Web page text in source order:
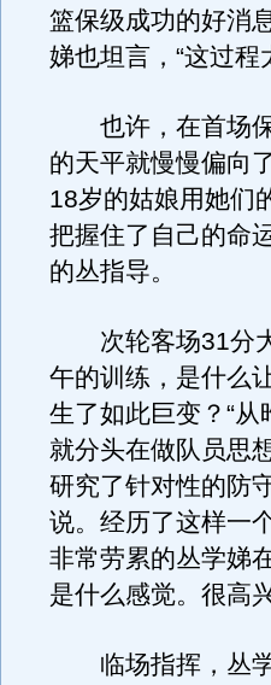
篮保级成功的好消
娣也坦言，“这过程
也许，在首场保
的天平就慢慢偏向
18岁的姑娘用她们
把握住了自己的命
的丛指导。
次轮客场31分大
午的训练，是什么
生了如此巨变？“
就分头在做队员思
研究了针对性的防
说。经历了这样一
非常劳累的丛学娣
是什么感觉。很高
临场指挥，丛学